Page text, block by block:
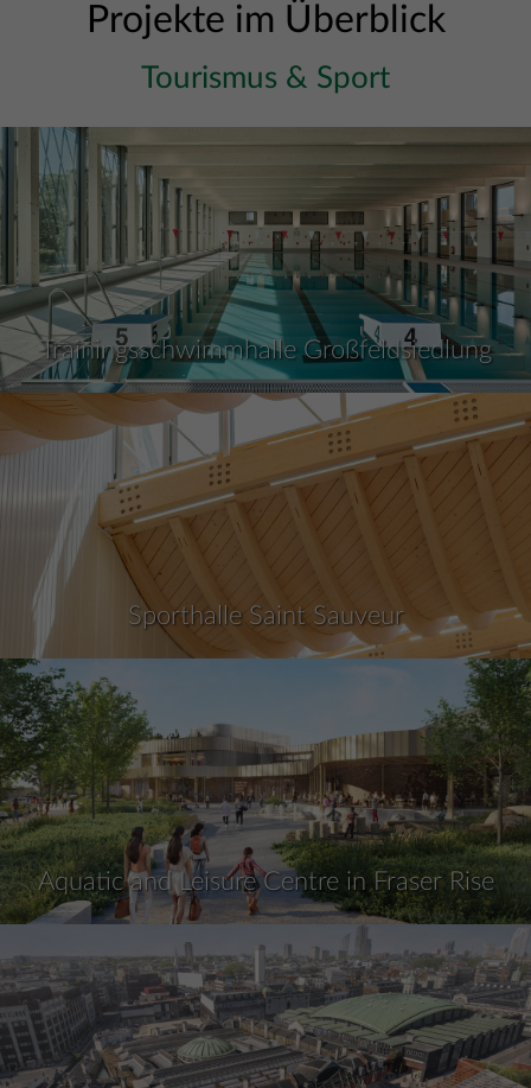
Projekte im Überblick
Tourismus & Sport
Trainingsschwimmhalle Großfeldsiedlung
Sporthalle Saint Sauveur
Aquatic and Leisure Centre in Fraser Rise